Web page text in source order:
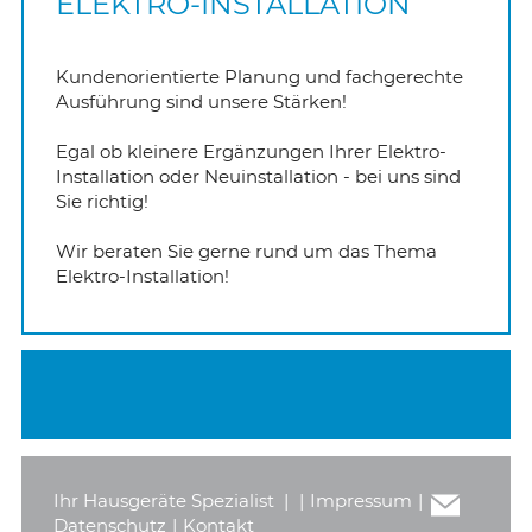
WARMWASSERBEREITUNG
BAUSTELLENVERTEILER
ECHECK
GERÄTEPRÜFUNGEN
BAUSTELLENVERTEILER
Kundenorientierte Planung und fachgerechte
Ausführung sind unsere Stärken!
Egal ob kleinere Ergänzungen Ihrer Elektro-
Installation oder Neuinstallation - bei uns sind
Sie richtig!
Wir beraten Sie gerne rund um das Thema
Elektro-Installation!
Ihr Hausgeräte Spezialist | | Impressum |
Datenschutz | Kontakt